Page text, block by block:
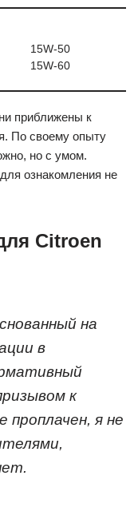
15W-50
15W-60
приближены к
По своему опыту
но с умом.
ознакомления не
Citroen
на
в
к
проплачен, я не